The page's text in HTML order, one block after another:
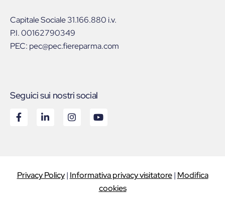
Capitale Sociale 31.166.880 i.v.
P.I. 00162790349
PEC: pec@pec.fiereparma.com
Seguici sui nostri social
Privacy Policy| Informativa privacy visitatore| Modifica
cookies